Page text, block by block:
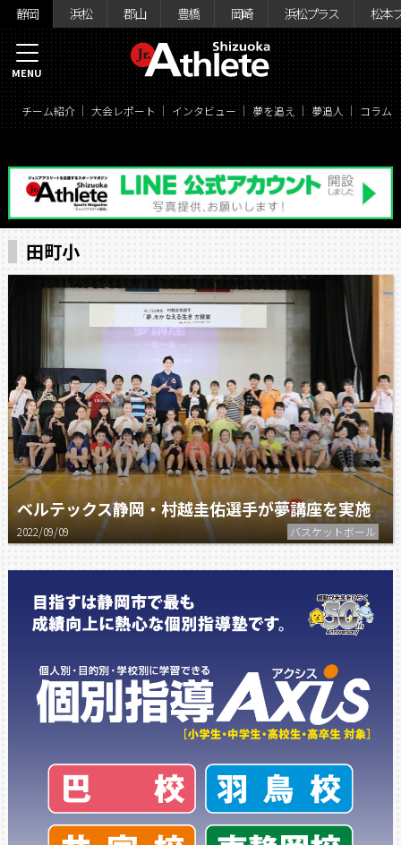
静岡 浜松 郡山 豊橋 岡崎 浜松プラス 松本
チーム紹介 大会レポート インタビュー 夢を追え 夢追人 コラム
MENU
田町小
ベルテックス静岡・村越圭佑選手が夢講座を実施
2022/09/09 バスケットボール